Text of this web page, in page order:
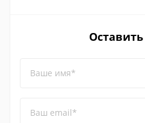
Ваше имя*
Ваш email*